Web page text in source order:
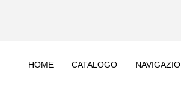
HOME CATALOGO